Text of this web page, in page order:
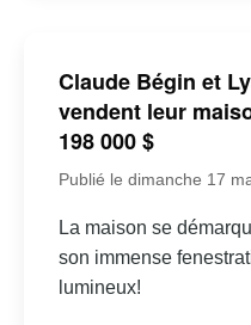
Claude Bégin et
vendent leur
198 000 $
Publié le dimanche 17
La maison se
son immense
lumineux!